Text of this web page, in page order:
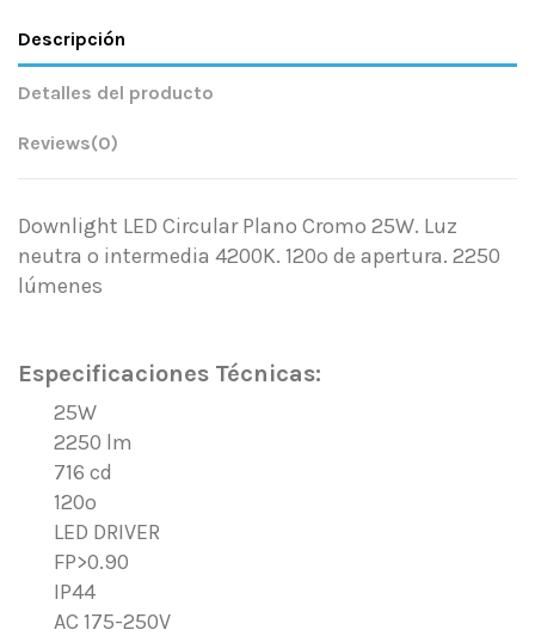
Descripción
Detalles del producto
Reviews(0)
Downlight LED Circular Plano Cromo 25W. Luz
neutra o intermedia 4200K. 120º de apertura. 2250
lúmenes
Especificaciones Técnicas:
25W
2250 lm
716 cd
120º
LED DRIVER
FP>0.90
IP44
AC 175-250V